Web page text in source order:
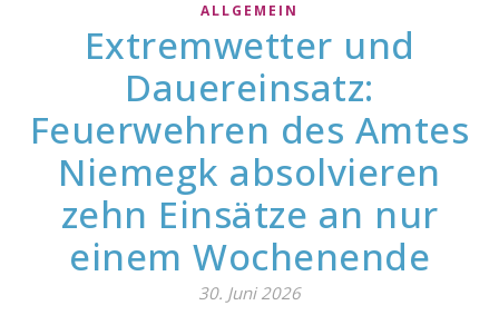
ALLGEMEIN
Extremwetter und
Dauereinsatz:
Feuerwehren des Amtes
Niemegk absolvieren
zehn Einsätze an nur
einem Wochenende
30. Juni 2026